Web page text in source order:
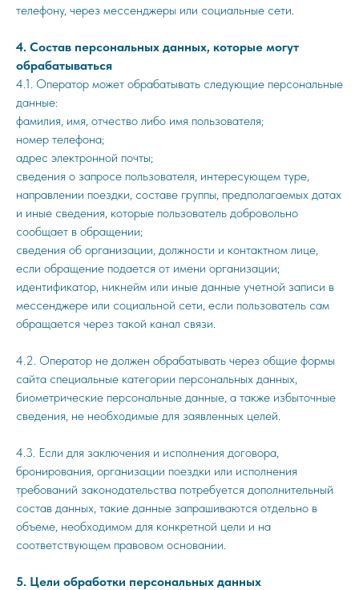
телефону, через мессенджеры или социальные сети.
4. Состав персональных данных, которые могут
обрабатываться
4.1. Оператор может обрабатывать следующие персональные
данные:
фамилия, имя, отчество либо имя пользователя;
номер телефона;
адрес электронной почты;
сведения о запросе пользователя, интересующем туре,
направлении поездки, составе группы, предполагаемых датах
и иные сведения, которые пользователь добровольно
сообщает в обращении;
сведения об организации, должности и контактном лице,
если обращение подается от имени организации;
идентификатор, никнейм или иные данные учетной записи в
мессенджере или социальной сети, если пользователь сам
обращается через такой канал связи.
4.2. Оператор не должен обрабатывать через общие формы
сайта специальные категории персональных данных,
биометрические персональные данные, а также избыточные
сведения, не необходимые для заявленных целей.
4.3. Если для заключения и исполнения договора,
бронирования, организации поездки или исполнения
требований законодательства потребуется дополнительный
состав данных, такие данные запрашиваются отдельно в
объеме, необходимом для конкретной цели и на
соответствующем правовом основании.
5. Цели обработки персональных данных